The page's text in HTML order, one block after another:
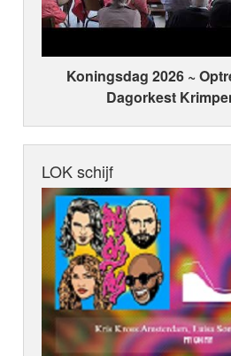
Koningsdag 2026 ~
Dagorkest
LOK schijf